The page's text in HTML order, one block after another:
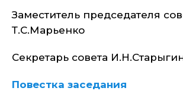
Заместитель председателя
Т.С.Марьенко
Секретарь совета
Повестка заседания